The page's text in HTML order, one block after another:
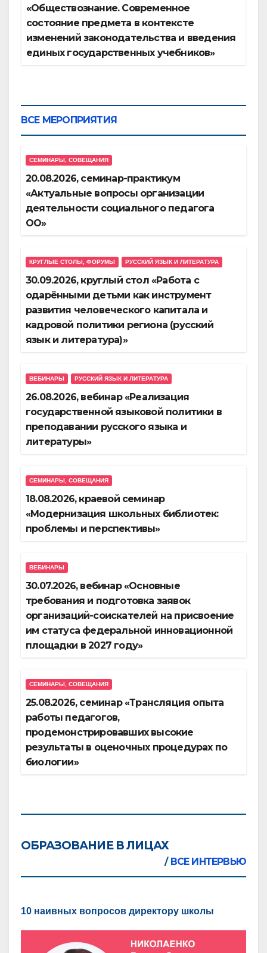
«Обществознание. Современное
состояние предмета в контексте
изменений законодательства и введения
единых государственных учебников»
ВСЕ МЕРОПРИЯТИЯ
СЕМИНАРЫ, СОВЕЩАНИЯ
20.08.2026, семинар-практикум
«Актуальные вопросы организации
деятельности социального педагога
ОО»
КРУГЛЫЕ СТОЛЫ, ФОРУМЫ РУССКИЙ ЯЗЫК И ЛИТЕРАТУРА
30.09.2026, круглый стол «Работа с
одарёнными детьми как инструмент
развития человеческого капитала и
кадровой политики региона (русский
язык и литература)»
ВЕБИНАРЫ РУССКИЙ ЯЗЫК И ЛИТЕРАТУРА
26.08.2026, вебинар «Реализация
государственной языковой политики в
преподавании русского языка и
литературы»
СЕМИНАРЫ, СОВЕЩАНИЯ
18.08.2026, краевой семинар
«Модернизация школьных библиотек:
проблемы и перспективы»
ВЕБИНАРЫ
30.07.2026, вебинар «Основные
требования и подготовка заявок
организаций-соискателей на присвоение
им статуса федеральной инновационной
площадки в 2027 году»
СЕМИНАРЫ, СОВЕЩАНИЯ
25.08.2026, семинар «Трансляция опыта
работы педагогов,
продемонстрировавших высокие
результаты в оценочных процедурах по
биологии»
ОБРАЗОВАНИЕ В ЛИЦАХ
/ ВСЕ ИНТЕРВЬЮ
10 наивных вопросов директору школы